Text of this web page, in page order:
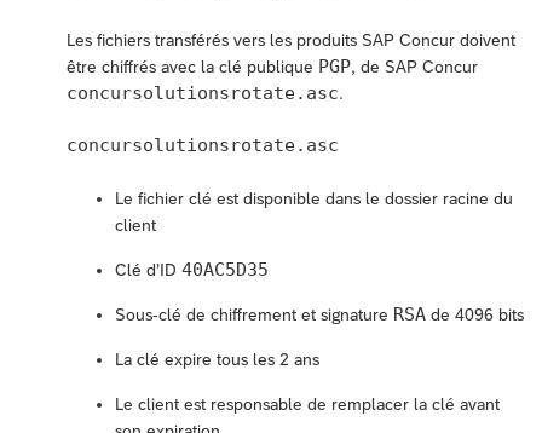
Les fichiers transférés vers les produits SAP Concur doivent
être chiffrés avec la clé publique PGP, de SAP Concur
concursolutionsrotate.asc.
concursolutionsrotate.asc
Le fichier clé est disponible dans le dossier racine du
client
Clé d’ID 40AC5D35
Sous-clé de chiffrement et signature RSA de 4096 bits
La clé expire tous les 2 ans
Le client est responsable de remplacer la clé avant